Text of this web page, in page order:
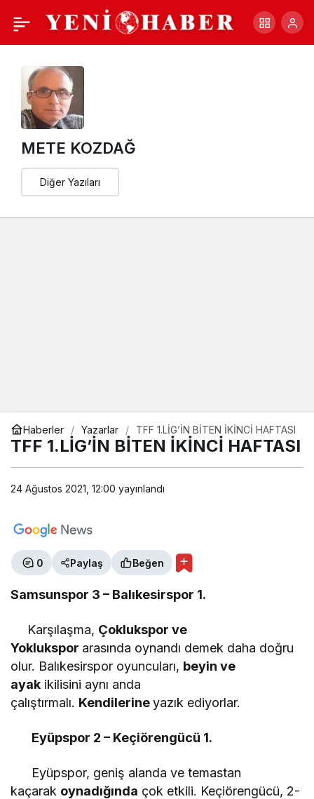
METE KOZDAĞ
Diğer Yazıları
Haberler Yazarlar TFF 1.LİG’İN BİTEN İKİNCİ HAFTASI
TFF 1.LİG’İN BİTEN İKİNCİ HAFTASI
24 Ağustos 2021, 12:00 yayınlandı
0 Paylaş Beğen
Samsunspor 3 – Balıkesirspor 1.
Karşılaşma, Çoklukspor ve
Yoklukspor arasında oynandı demek daha doğru
olur. Balıkesirspor oyuncuları, beyin ve
ayak ikilisini aynı anda
çalıştırmalı. Kendilerineyazık ediyorlar.
Eyüpspor 2 – Keçiörengücü 1.
Eyüpspor, geniş alanda ve temastan
kaçarak oynadığında çok etkili. Keçiörengücü, 2-
TFF 1.LİG\ + - Paylaş